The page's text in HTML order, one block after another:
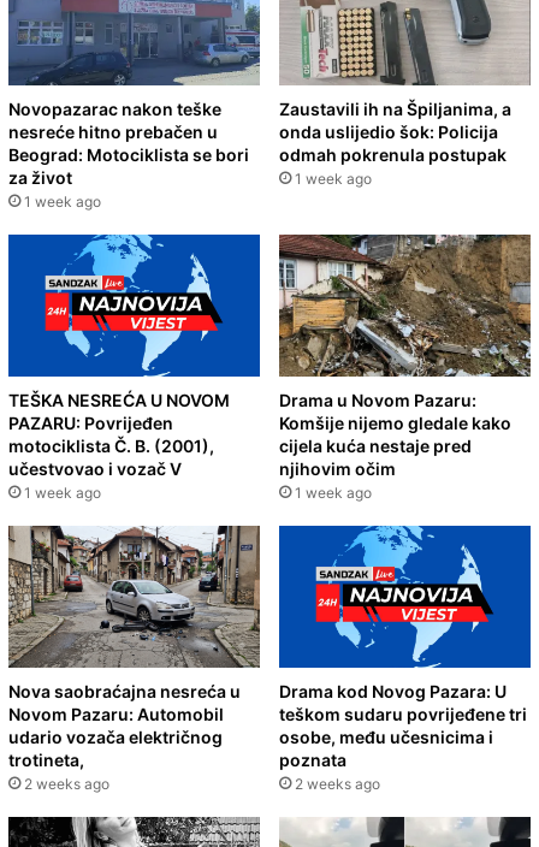
Novopazarac nakon teške
nesreće hitno prebačen u
Beograd: Motociklista se bori
za život
1 week ago
Zaustavili ih na Špiljanima, a
onda uslijedio šok: Policija
odmah pokrenula postupak
1 week ago
TEŠKA NESREĆA U NOVOM
PAZARU: Povrijeđen
motociklista Č. B. (2001),
učestvovao i vozač V
1 week ago
Drama u Novom Pazaru:
Komšije nijemo gledale kako
cijela kuća nestaje pred
njihovim očim
1 week ago
Nova saobraćajna nesreća u
Novom Pazaru: Automobil
udario vozača električnog
trotineta,
2 weeks ago
Drama kod Novog Pazara: U
teškom sudaru povrijeđene tri
osobe, među učesnicima i
poznata
2 weeks ago